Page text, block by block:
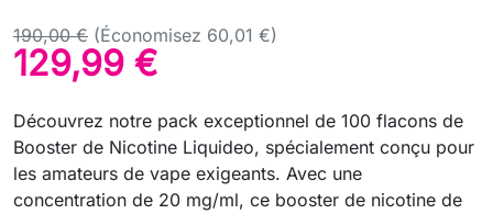
190,00 € (Économisez 60,01 €)
129,99 €
Découvrez notre pack exceptionnel de 100 flacons de
Booster de Nicotine Liquideo, spécialement conçu pour
les amateurs de vape exigeants. Avec une
concentration de 20 mg/ml, ce booster de nicotine de